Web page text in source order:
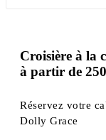
Croisière à la
à partir de
Réservez votre
Dolly Grace